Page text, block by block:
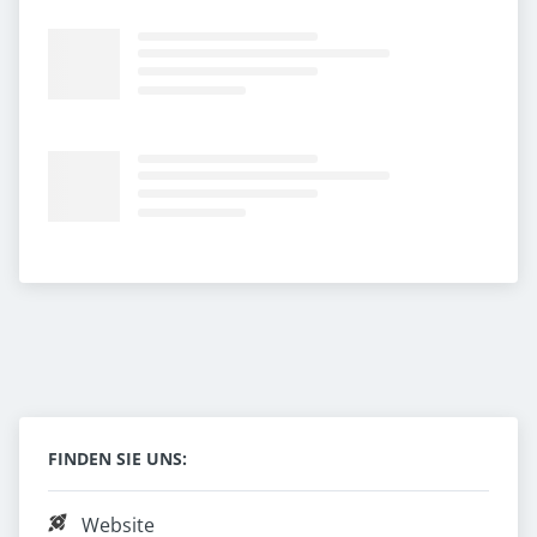
FINDEN SIE UNS:
Website